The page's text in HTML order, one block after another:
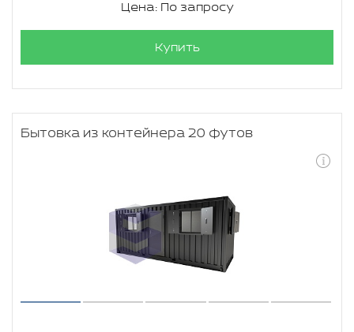
Цена: По запросу
Купить
Бытовка из контейнера 20 футов